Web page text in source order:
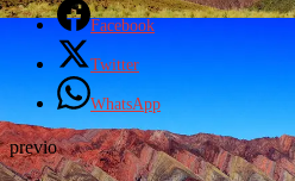
Facebook
Twitter
WhatsApp
previo